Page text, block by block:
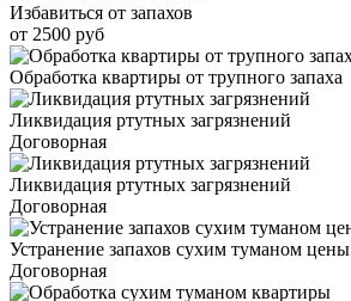
Избавиться от запахов
от 2500 руб
Обработка квартиры от трупного запаха
Ликвидация ртутных загрязнений
Договорная
Ликвидация ртутных загрязнений
Договорная
Устранение запахов сухим туманом цены
Договорная